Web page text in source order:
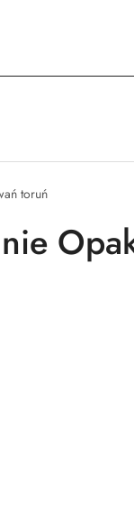
toruń